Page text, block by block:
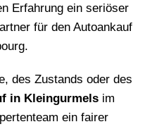
Erfahrung ein seriöser
für den Autoankauf
des Zustands oder des
in Kleingurmels im
ein fairer